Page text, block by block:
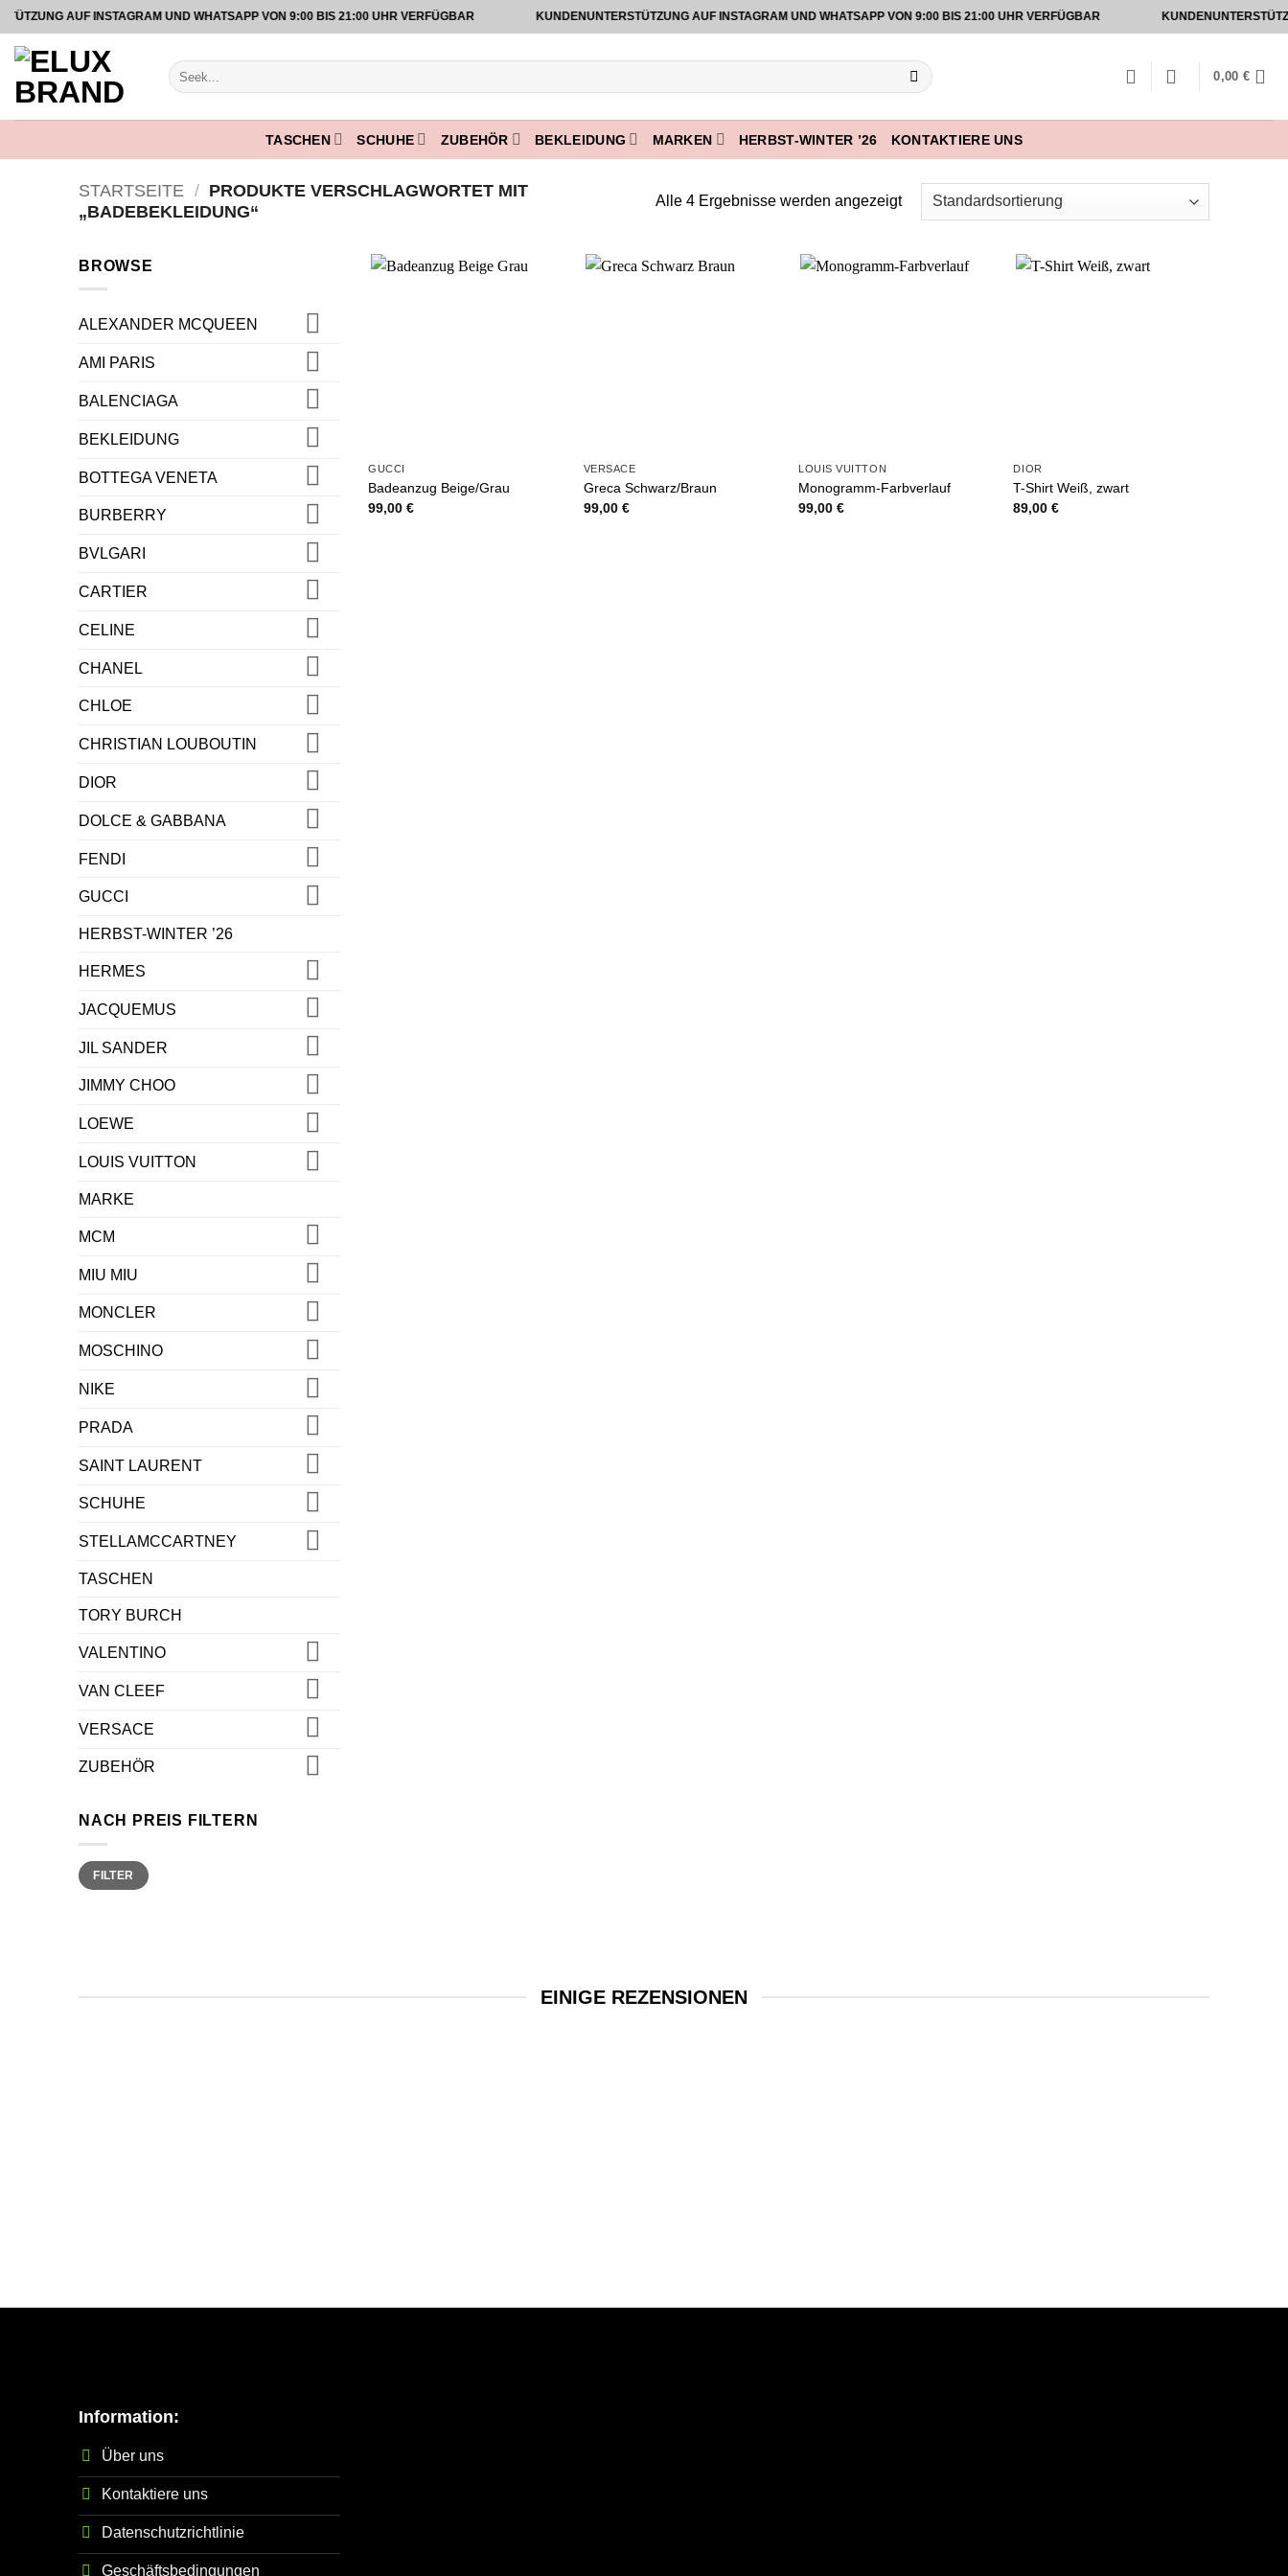
Zum
Inhalt
springen
AUF INSTAGRAM UND WHATSAPP VON 9:00 BIS 21:00 UHR VERFÜGBAR KUNDENUNTERSTÜTZUNG AUF INSTAGRAM UND WHATSAPP VON 9:00 BIS 21:00 UHR VERFÜGBAR
Suche
nach:
0,00 €
TASCHEN SCHUHE ZUBEHÖR BEKLEIDUNG MARKEN HERBST-WINTER ’26 KONTAKTIERE UNS
STARTSEITE / PRODUKTE VERSCHLAGWORTET MIT
„BADEBEKLEIDUNG“
Alle 4 Ergebnisse werden angezeigt
BROWSE
ALEXANDER MCQUEEN
AMI PARIS
BALENCIAGA
BEKLEIDUNG
BOTTEGA VENETA
BURBERRY
BVLGARI
CARTIER
CELINE
CHANEL
CHLOE
CHRISTIAN LOUBOUTIN
DIOR
DOLCE & GABBANA
FENDI
GUCCI
HERBST-WINTER ’26
HERMES
JACQUEMUS
JIL SANDER
JIMMY CHOO
LOEWE
LOUIS VUITTON
MARKE
MCM
MIU MIU
MONCLER
MOSCHINO
NIKE
PRADA
SAINT LAURENT
SCHUHE
STELLAMCCARTNEY
TASCHEN
TORY BURCH
VALENTINO
VAN CLEEF
VERSACE
ZUBEHÖR
NACH PREIS FILTERN
Min.
Preis
Max.
PreisFILTER
GUCCI
Badeanzug Beige/Grau
99,00€
VERSACE
Greca Schwarz/Braun
99,00 €
LOUIS VUITTON
Monogramm-Farbverlauf
99,00€
DIOR
T-Shirt Weiß, zwart
89,00€
EINIGE REZENSIONEN
Information:
Über uns
Kontaktiere uns
Datenschutzrichtlinie
Geschäftsbedingungen